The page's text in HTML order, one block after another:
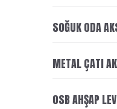
SOĞUK ODA
METAL ÇATI
OSB AHŞAP